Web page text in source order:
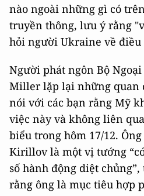
nào ngoài những gì có
truyền thông, lưu ý rằng
hỏi người Ukraine về điều
Người phát ngôn Bộ
Miller lặp lại những quan
nói với các bạn rằng Mỹ
việc này và không liên
biểu trong hôm 17/12.
Kirillov là một vị tướng
số hành động diệt
rằng ông là mục tiêu hợp